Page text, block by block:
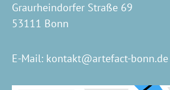
Graurheindorfer Straße 69
53111 Bonn
E-Mail: kontakt@artefact-bonn.de